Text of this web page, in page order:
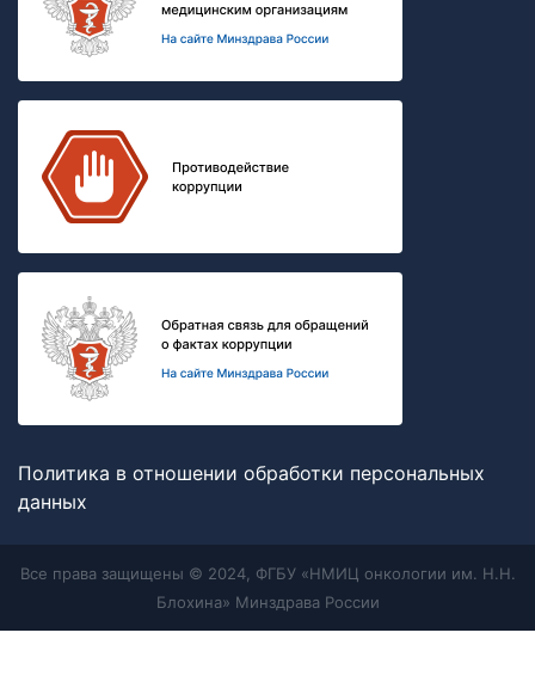
Политика в отношении обработки персональных
данных
Все права защищены © 2024, ФГБУ «НМИЦ онкологии им. Н.Н.
Блохина» Минздрава России